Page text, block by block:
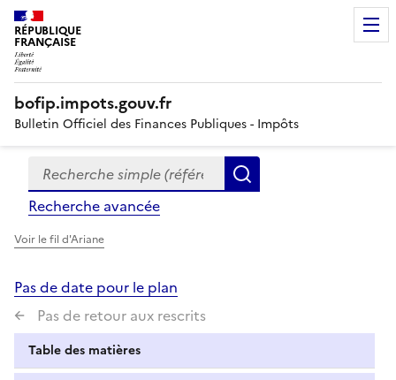
RÉPUBLIQUE
FRANÇAISE
bofip.impots.gouv.fr
Bulletin Officiel des Finances Publiques - Impôts
Formulaire
de
recherche
Recherche simple (références, mots clés, partie du
Recherche avancée
Voir le fil d'Ariane
Pas de date pour le plan
Pas de retour aux rescrits
Table des matières